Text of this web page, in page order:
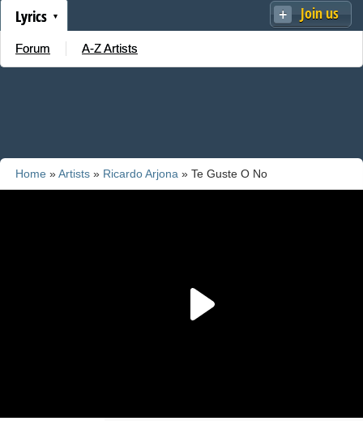
Join us
Lyrics
Forum A-Z Artists
Home »Artists » Ricardo Arjona » Te Guste O No